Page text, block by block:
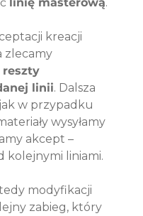
kreacji
zlecamy
reszty
linii. Dalsza
w przypadku
wysyłamy
akcept –
kolejnymi liniami.
modyfikacji
zabieg, który